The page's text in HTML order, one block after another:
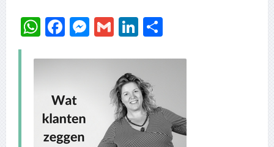
WhatsApp
Facebook
Messenger
GmailLinkedIn